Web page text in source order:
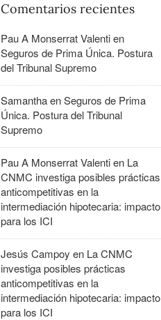
Comentarios recientes
Pau A Monserrat Valentien
Seguros de Prima Única. Postura
del Tribunal Supremo
SamanthaenSeguros de Prima
Única. Postura del Tribunal
Supremo
Pau A Monserrat Valentien La
CNMC investiga posibles prácticas
anticompetitivas en la
intermediación hipotecaria: impacto
para los ICI
Jesús Campoy en La CNMC
investiga posibles prácticas
anticompetitivas en la
intermediación hipotecaria: impacto
para los ICI